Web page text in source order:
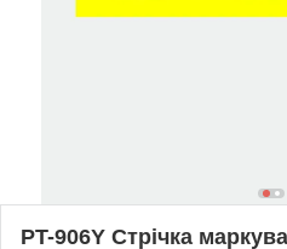
PT-906Y Стрічка